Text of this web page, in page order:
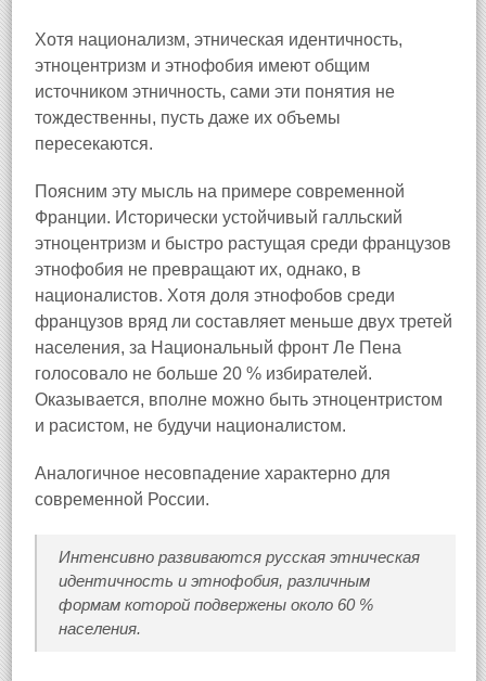
Хотя национализм, этническая идентичность,
этноцентризм и этнофобия имеют общим
источником этничность, сами эти понятия не
тождественны, пусть даже их объемы
пересекаются.
Поясним эту мысль на примере современной
Франции. Исторически устойчивый галльский
этноцентризм и быстро растущая среди французов
этнофобия не превращают их, однако, в
националистов. Хотя доля этнофобов среди
французов вряд ли составляет меньше двух третей
населения, за Национальный фронт Ле Пена
голосовало не больше 20 % избирателей.
Оказывается, вполне можно быть этноцентристом
и расистом, не будучи националистом.
Аналогичное несовпадение характерно для
современной России.
Интенсивно развиваются русская этническая
идентичность и этнофобия, различным
формам которой подвержены около 60 %
населения.